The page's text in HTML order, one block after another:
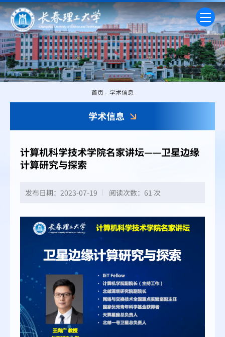
学术信息
首页 - 学术信息
计算机科学技术学院名家讲坛——卫星边缘
计算研究与探索
发布日期：2023-07-19 阅读次数： 61 次